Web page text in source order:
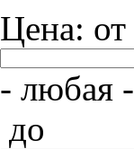
Цена: от
- любая -
до